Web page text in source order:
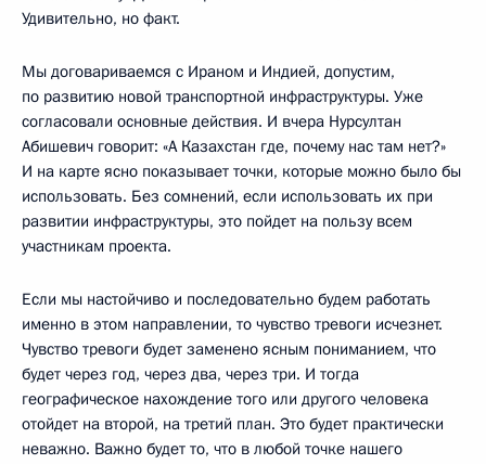
Удивительно, но факт.
Мы договариваемся с Ираном и Индией, допустим,
по развитию новой транспортной инфраструктуры. Уже
согласовали основные действия. И вчера Нурсултан
Абишевич говорит: «А Казахстан где, почему нас там нет?»
И на карте ясно показывает точки, которые можно было бы
использовать. Без сомнений, если использовать их при
развитии инфраструктуры, это пойдет на пользу всем
участникам проекта.
Если мы настойчиво и последовательно будем работать
именно в этом направлении, то чувство тревоги исчезнет.
Чувство тревоги будет заменено ясным пониманием, что
будет через год, через два, через три. И тогда
географическое нахождение того или другого человека
отойдет на второй, на третий план. Это будет практически
неважно. Важно будет то, что в любой точке нашего